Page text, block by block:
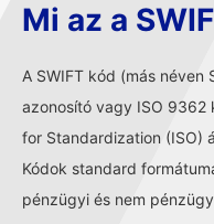
Mi az a
A SWIFT kód (más néven
azonosító vagy ISO 9362
for Standardization (ISO)
Kódok standard
pénzügyi és nem